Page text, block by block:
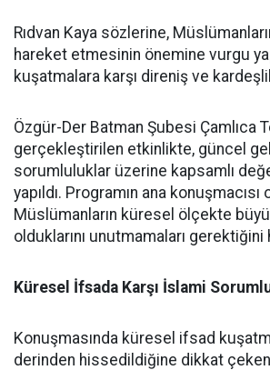
Rıdvan Kaya sözlerine,
hareket etmesinin önemine vurgu
kuşatmalara karşı direniş ve
Özgür-Der Batman Şubesi Çamlıca
gerçekleştirilen etkinlikte, güncel
sorumluluklar üzerine kapsamlı
yapıldı. Programın ana konuşmacısı
Müslümanların küresel ölçekte
olduklarını unutmamaları gerektiğini
Küresel İfsada Karşı İslami
Konuşmasında küresel ifsad
derinden hissedildiğine dikkat